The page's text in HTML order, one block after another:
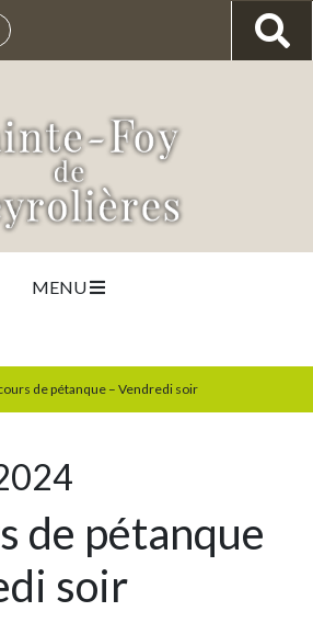
MENU
de pétanque – Vendredi soir
de pétanque
soir